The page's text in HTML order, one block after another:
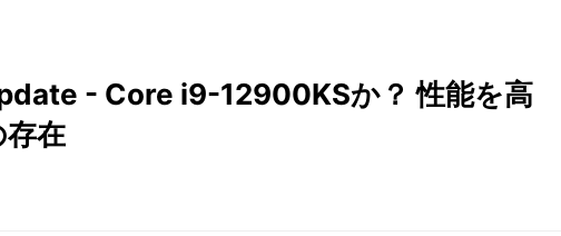
- Core i9-12900KSか？ 性能を高
在